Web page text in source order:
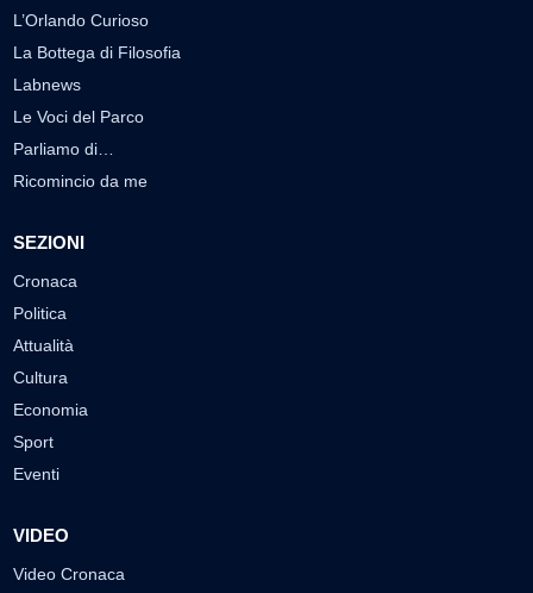
L’Orlando Curioso
La Bottega di Filosofia
Labnews
Le Voci del Parco
Parliamo di…
Ricomincio da me
SEZIONI
Cronaca
Politica
Attualità
Cultura
Economia
Sport
Eventi
VIDEO
Video Cronaca